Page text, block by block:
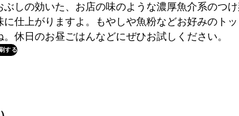
ぶしの効いた、お店の味のような濃厚魚介系のつ
に仕上がりますよ。もやしや魚粉などお好みのト
休日のお昼ごはんなどにぜひお試しください。
する